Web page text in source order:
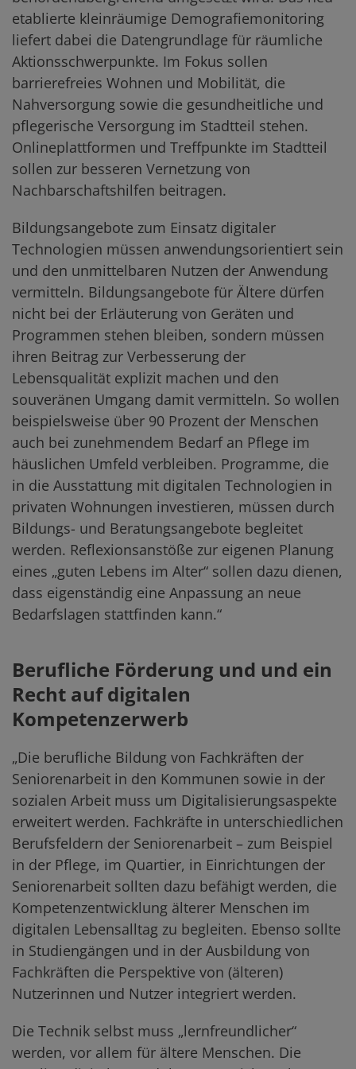
etablierte kleinräumige Demografiemonitoring
liefert dabei die Datengrundlage für räumliche
Aktionsschwerpunkte. Im Fokus sollen
barrierefreies Wohnen und Mobilität, die
Nahversorgung sowie die gesundheitliche und
pflegerische Versorgung im Stadtteil stehen.
Onlineplattformen und Treffpunkte im Stadtteil
sollen zur besseren Vernetzung von
Nachbarschaftshilfen beitragen.
Bildungsangebote zum Einsatz digitaler
Technologien müssen anwendungsorientiert sein
und den unmittelbaren Nutzen der Anwendung
vermitteln. Bildungsangebote für Ältere dürfen
nicht bei der Erläuterung von Geräten und
Programmen stehen bleiben, sondern müssen
ihren Beitrag zur Verbesserung der
Lebensqualität explizit machen und den
souveränen Umgang damit vermitteln. So wollen
beispielsweise über 90 Prozent der Menschen
auch bei zunehmendem Bedarf an Pflege im
häuslichen Umfeld verbleiben. Programme, die
in die Ausstattung mit digitalen Technologien in
privaten Wohnungen investieren, müssen durch
Bildungs- und Beratungsangebote begleitet
werden. Reflexionsanstöße zur eigenen Planung
eines „guten Lebens im Alter“ sollen dazu dienen,
dass eigenständig eine Anpassung an neue
Bedarfslagen stattfinden kann.“
Berufliche Förderung und und ein
Recht auf digitalen
Kompetenzerwerb
„Die berufliche Bildung von Fachkräften der
Seniorenarbeit in den Kommunen sowie in der
sozialen Arbeit muss um Digitalisierungsaspekte
erweitert werden. Fachkräfte in unterschiedlichen
Berufsfeldern der Seniorenarbeit – zum Beispiel
in der Pflege, im Quartier, in Einrichtungen der
Seniorenarbeit sollten dazu befähigt werden, die
Kompetenzentwicklung älterer Menschen im
digitalen Lebensalltag zu begleiten. Ebenso sollte
in Studiengängen und in der Ausbildung von
Fachkräften die Perspektive von (älteren)
Nutzerinnen und Nutzer integriert werden.
Die Technik selbst muss „lernfreundlicher“
werden, vor allem für ältere Menschen. Die